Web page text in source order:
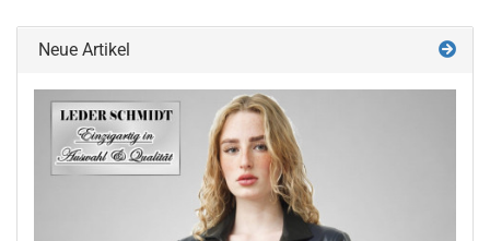
Neue Artikel